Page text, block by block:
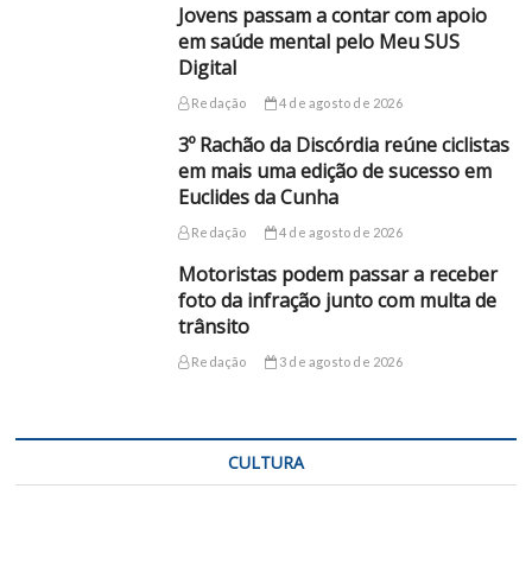
Jovens passam a contar com apoio
em saúde mental pelo Meu SUS
Digital
Redação 4 de agosto de 2026
3º Rachão da Discórdia reúne ciclistas
em mais uma edição de sucesso em
Euclides da Cunha
Redação 4 de agosto de 2026
Motoristas podem passar a receber
foto da infração junto com multa de
trânsito
Redação 3 de agosto de 2026
CULTURA